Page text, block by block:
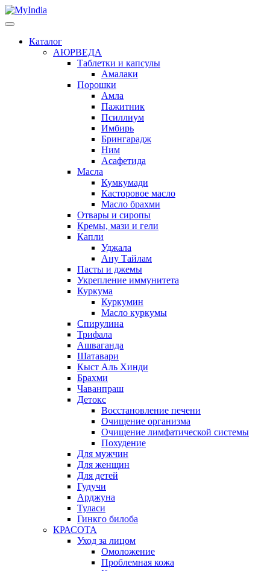
Каталог
АЮРВЕДА
Таблетки и капсулы
Амалаки
Порошки
Амла
Пажитник
Псиллиум
Имбирь
Брингарадж
Ним
Асафетида
Масла
Кумкумади
Касторовое масло
Масло брахми
Отвары и сиропы
Кремы, мази и гели
Капли
Уджала
Ану Тайлам
Пасты и джемы
Укрепление иммунитета
Куркума
Куркумин
Масло куркумы
Спирулина
Трифала
Ашваганда
Шатавари
Кыст Аль Хинди
Брахми
Чаванпраш
Детокс
Восстановление печени
Очищение организма
Очищение лимфатической системы
Похудение
Для мужчин
Для женщин
Для детей
Гудучи
Арджуна
Туласи
Гинкго билоба
КРАСОТА
Уход за лицом
Омоложение
Проблемная кожа